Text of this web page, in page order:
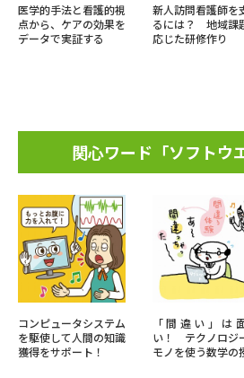
医学的手法と看護的視
点から、ケアの効果を
データで実証する
新人訪問看護師を
るには？ 地域課
応じた研修作り
関心ワード「ソフトウ
コンピュータシステム
を駆使して人間の知識
獲得をサポート！
「間違い」は
い！ テクノロジ
モノを使う数学の